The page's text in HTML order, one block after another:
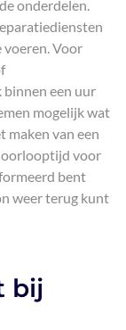
onderdelen.
voeren. Voor
een uur
mogelijk wat
maken van een
voor
bent
weer terug kunt
bij